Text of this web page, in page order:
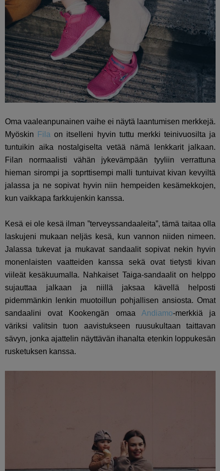
Oma vaaleanpunainen vaihe ei näytä laantumisen merkkejä.
Myöskin
Fila on itselleni hyvin tuttu merkki teinivuosilta ja
tuntuikin aika nostalgiselta vetää nämä lenkkarit jalkaan.
Filan normaalisti vähän jykevämpään tyyliin verrattuna
hieman sirompi ja soprttisempi malli tuntuivat kivan kevyiltä
jalassa ja ne sopivat hyvin niin hempeiden kesämekkojen,
kun vaikkapa farkkujenkin kanssa.
Kesä ei ole kesä ilman ”terveyssandaaleita”, tämä taitaa olla
laskujeni mukaan neljäs kesä, kun vannon niiden nimeen.
Jalassa tukevat ja mukavat sandaalit sopivat nekin hyvin
monenlaisten vaatteiden kanssa sekä ovat tietysti kivan
viileät kesäkuumalla. Nahkaiset Taiga-sandaalit on helppo
sujauttaa jalkaan ja niillä jaksaa kävellä helposti
pidemmänkin lenkin muotoillun pohjallisen ansiosta. Omat
sandaalini ovat Kookengän omaa Andiamo-merkkiä ja
väriksi valitsin tuon aavistukseen ruusukultaan taittavan
sävyn, jonka ajattelin näyttävän ihanalta etenkin loppukesän
rusketuksen kanssa.